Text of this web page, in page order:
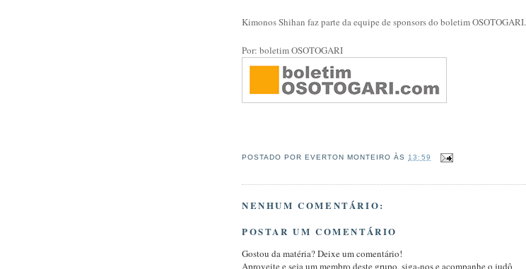
Kimonos Shihan faz parte da equipe de sponsors do boletim OSOTOGARI.
Por: boletim OSOTOGARI
POSTADO POR EVERTON MONTEIRO ÀS13:59
NENHUM COMENTÁRIO:
POSTAR UM COMENTÁRIO
Gostou da matéria? Deixe um comentário!
Aproveite e seja um membro deste grupo, siga-nos e acompanhe o judô